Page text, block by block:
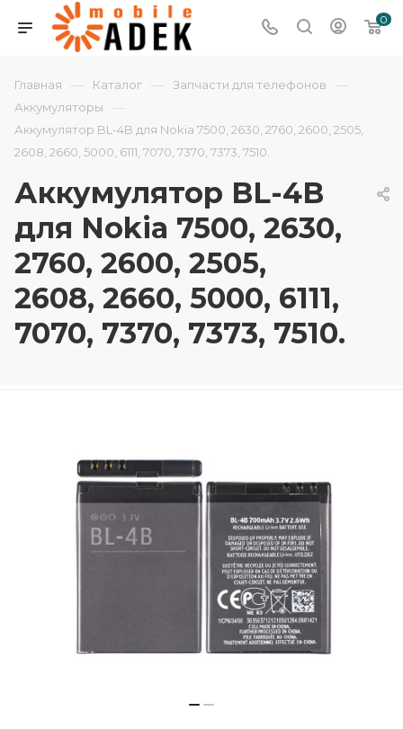
0
Главная — Каталог — Запчасти для телефонов —
Аккумуляторы —
Аккумулятор BL-4B для Nokia 7500, 2630, 2760, 2600, 2505,
2608, 2660, 5000, 6111, 7070, 7370, 7373, 7510.
Аккумулятор BL-4B
для Nokia 7500, 2630,
2760, 2600, 2505,
2608, 2660, 5000, 6111,
7070, 7370, 7373, 7510.